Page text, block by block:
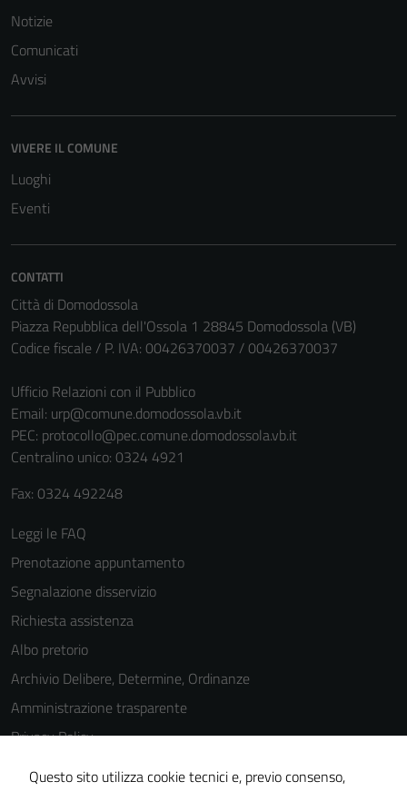
Notizie
Comunicati
Avvisi
VIVERE IL COMUNE
Luoghi
Eventi
CONTATTI
Città di Domodossola
Piazza Repubblica dell'Ossola 1 28845 Domodossola (VB)
Codice fiscale / P. IVA: 00426370037 / 00426370037
Ufficio Relazioni con il Pubblico
Email: urp@comune.domodossola.vb.it
PEC: protocollo@pec.comune.domodossola.vb.it
Centralino unico: 0324 4921
Fax: 0324 492248
Leggi le FAQ
Prenotazione appuntamento
Segnalazione disservizio
Richiesta assistenza
Albo pretorio
Archivio Delibere, Determine, Ordinanze
Amministrazione trasparente
Privacy Policy
Cookie Policy
Questo sito utilizza cookie tecnici e, previo consenso,